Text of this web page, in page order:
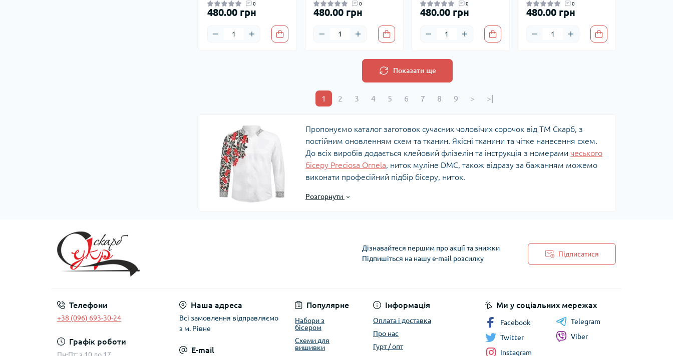
0
480.00 грн
0
480.00 грн
0
480.00 грн
0
480.00 грн
Показати ще
1 2 3 4 5 6 7 8 9 > >|
Пропонуємо каталог заготовок сучасних чоловічих сорочок від ТМ Скарб, з
постійним оновленням схем та тканин. Якісні тканини та чітке нанесення схем.
До всіх виробів додається клейовий флізелін та інструкція з номерами чеського
бісеру Preciosa Ornela, ниток муліне DMC, також відразу за бажанням можемо
виконати професійний підбір бісеру, ниток.
пошиття, які відомі не лише в Україні, а в усьому світі.
Для кожного українця, вишиванка – не простий одяг. Вишита сорочка - це щось
народу. Головне, у вишивці зашифровано наш генетичний код.
З українською вишиванкою пов'язано дуже багато обрядів і традицій. На
сьогоднішній день, можна по праву назвати вишиту сорочку — однією єдиною
річчю, де одночасно поєднуються і вікові традиції, і сучасний стиль 21 століття.
Розгорнути
Дізнавайтеся першим про акції та знижки
Підпишіться на нашу e-mail розсилку
Підписатися
Телефони
+38 (096) 693-30-24
Графік роботи
Наша адреса
Всі замовлення відправляємо
з м. Рівне
E-mail
Популярне
Набори з
бісером
Схеми для
вишивки
Інформація
Оплата і доставка
Про нас
Гурт / опт
Ми у соціальних мережах
Facebook
Twitter
Instagram
Telegram
Viber